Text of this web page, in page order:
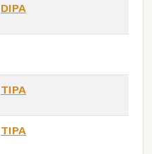
DIPA
TIPA
TIPA